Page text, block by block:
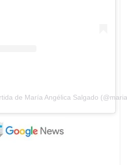
de María Angélica Salgado